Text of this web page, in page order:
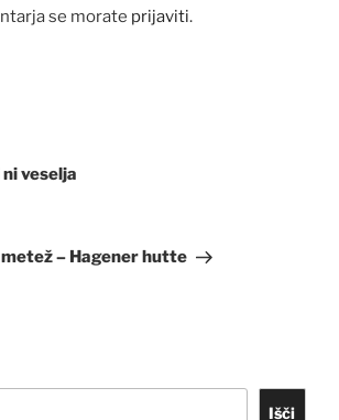
se morate prijaviti.
veselja
– Hagener hutte
Išči